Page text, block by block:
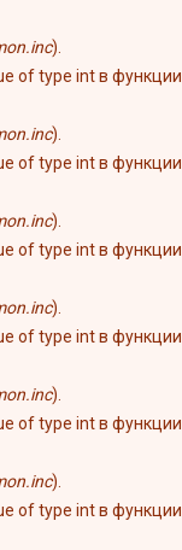
).
of type int в функции
).
of type int в функции
).
of type int в функции
).
of type int в функции
).
of type int в функции
).
of type int в функции